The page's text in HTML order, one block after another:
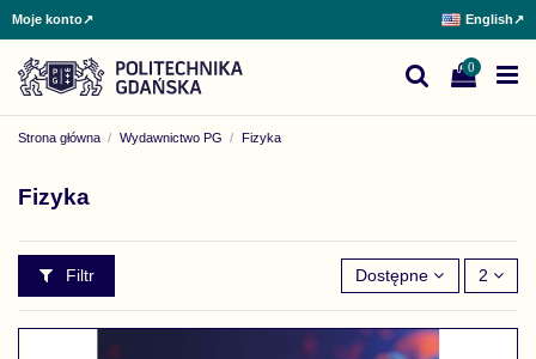
Moje konto↗ English↗
0
Strona główna Wydawnictwo PG Fizyka
Fizyka
Filtr Dostępne 2